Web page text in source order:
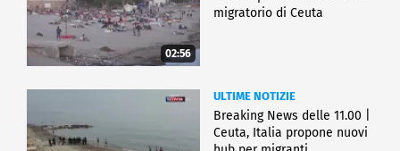
02:56
migratorio di Ceuta
ULTIME NOTIZIE
Breaking News delle 11.00 |
Ceuta, Italia propone nuovi